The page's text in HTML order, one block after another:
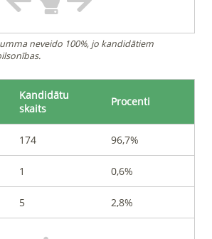
neveido 100%, jo kandidātiem
Kandidātu
skaits
Procenti
174 96,7%
1 0,6%
5 2,8%